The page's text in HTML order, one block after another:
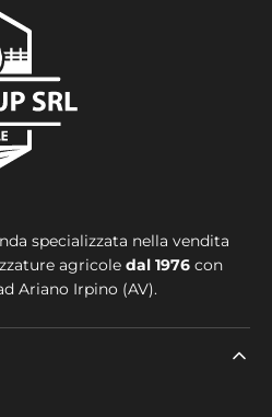
specializzata nella vendita
agricole dal 1976 con
Ariano Irpino (AV).